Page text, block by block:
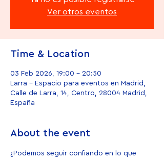
Ver otros eventos
Time & Location
03 Feb 2026, 19:00 – 20:50
Larra - Espacio para eventos en Madrid,
Calle de Larra, 14, Centro, 28004 Madrid,
España
About the event
¿Podemos seguir confiando en lo que